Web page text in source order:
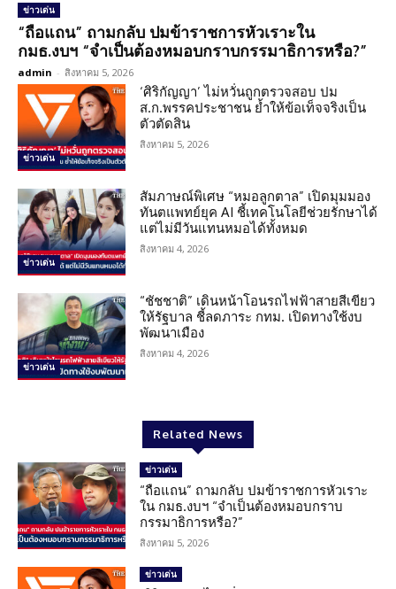
ข่าวเด่น
“ถือแถน” ถามกลับ ปมข้าราชการหัวเราะใน
กมธ.งบฯ “จำเป็นต้องหมอบกราบกรรมาธิการหรือ?”
admin - สิงหาคม 5, 2026
ข่าวเด่น
‘ศิริกัญญา’ ไม่หวั่นถูกตรวจสอบ ปม
ส.ก.พรรคประชาชน ย้ำให้ข้อเท็จจริงเป็น
ตัวตัดสิน
สิงหาคม 5, 2026
ข่าวเด่น
สัมภาษณ์พิเศษ “หมอลูกตาล” เปิดมุมมอง
ทันตแพทย์ยุค AI ชี้เทคโนโลยีช่วยรักษาได้
แต่ไม่มีวันแทนหมอได้ทั้งหมด
สิงหาคม 4, 2026
ข่าวเด่น
“ชัชชาติ” เดินหน้าโอนรถไฟฟ้าสายสีเขียว
ให้รัฐบาล ชี้ลดภาระ กทม. เปิดทางใช้งบ
พัฒนาเมือง
สิงหาคม 4, 2026
Related News
ข่าวเด่น
“ถือแถน” ถามกลับ ปมข้าราชการหัวเราะ
ใน กมธ.งบฯ “จำเป็นต้องหมอบกราบ
กรรมาธิการหรือ?”
สิงหาคม 5, 2026
ข่าวเด่น